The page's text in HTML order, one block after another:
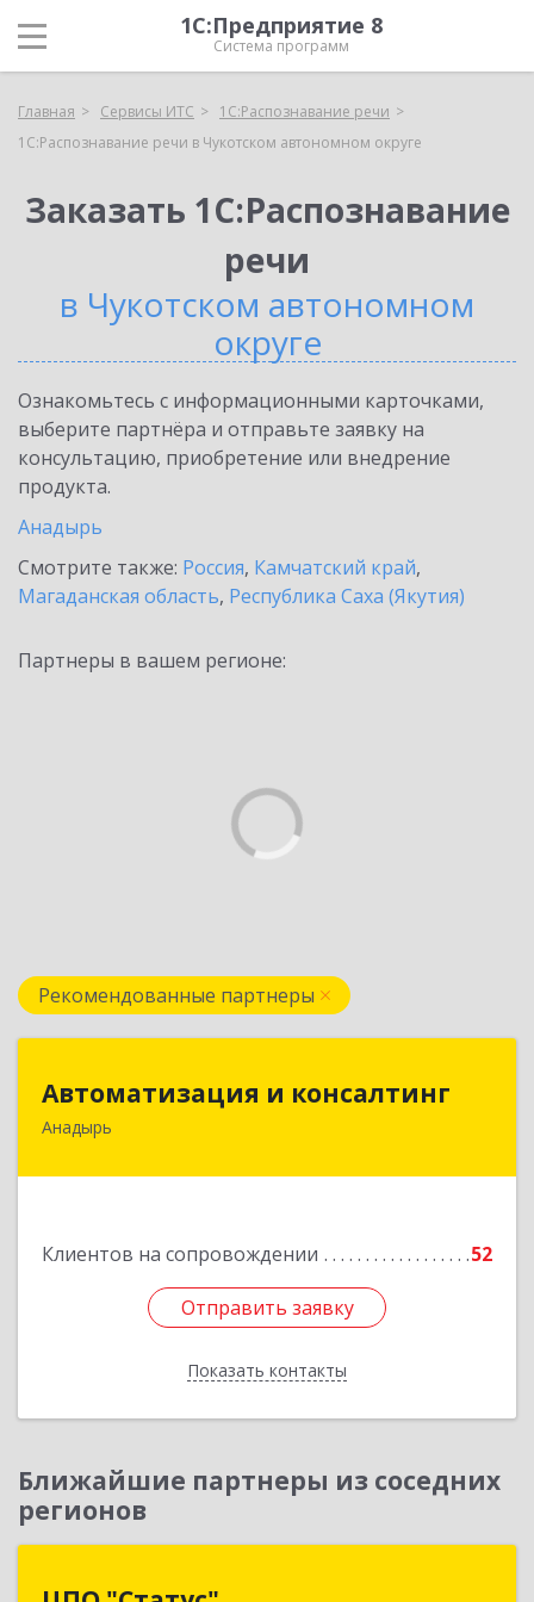
1С:Предприятие 8
Система программ
Главная Сервисы ИТС
1С:Распознавание речи
1С:Распознавание речи в Чукотском автономном округе
Заказать 1С:Распознавание
речи
в Чукотском автономном
округе
Ознакомьтесь с информационными карточками,
выберите партнёра и отправьте заявку на
консультацию, приобретение или внедрение
продукта.
Анадырь
Смотрите также: Россия, Камчатский край,
Магаданская область, Республика Саха (Якутия)
Партнеры в вашем регионе:
Рекомендованные партнеры
Автоматизация и консалтинг
Анадырь
Клиентов на сопровождении 52
Отправить заявку
Показать контакты
689000, Чукотский АО, Анадырь г, Мира ул, дом
Отправить заявку
Назад
Ближайшие партнеры из соседних
регионов